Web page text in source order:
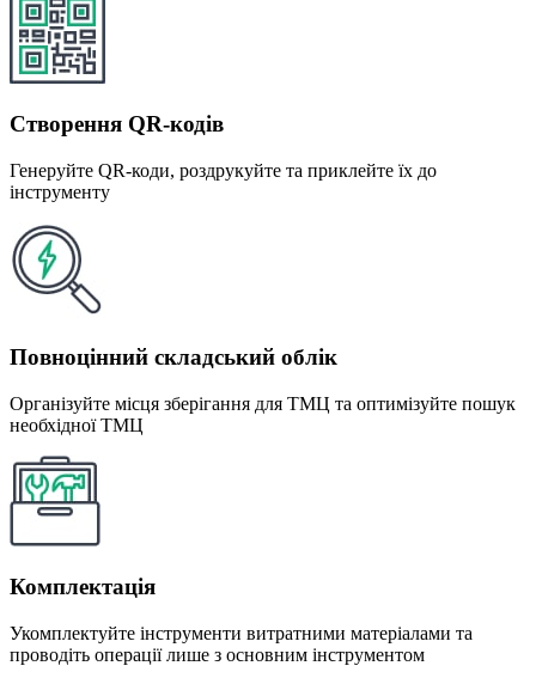
Створення QR-кодів
Генеруйте QR-коди, роздрукуйте та приклейте їх до
інструменту
Повноцінний складський облік
Організуйте місця зберігання для ТМЦ та оптимізуйте пошук
необхідної ТМЦ
Комплектація
Укомплектуйте інструменти витратними матеріалами та
проводіть операції лише з основним інструментом